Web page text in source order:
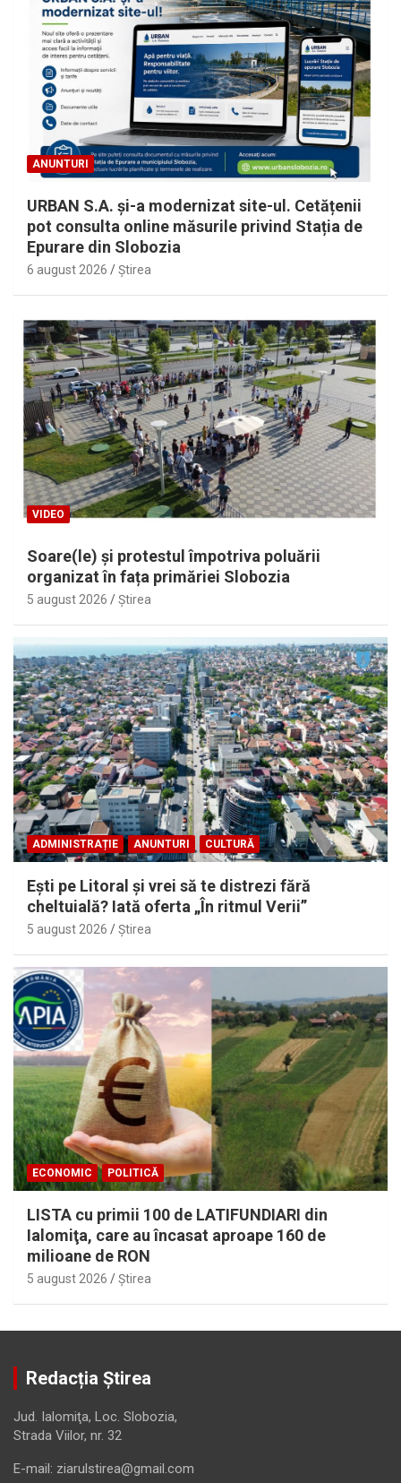
ANUNTURI
URBAN S.A. și-a modernizat site-ul. Cetățenii
pot consulta online măsurile privind Stația de
Epurare din Slobozia
6 august 2026 Ştirea
VIDEO
Soare(le) și protestul împotriva poluării
organizat în fața primăriei Slobozia
5 august 2026 Ştirea
ADMINISTRAȚIE ANUNTURI CULTURĂ
Eşti pe Litoral şi vrei să te distrezi fără
cheltuială? Iată oferta „În ritmul Verii”
5 august 2026 Ştirea
ECONOMIC POLITICĂ
LISTA cu primii 100 de LATIFUNDIARI din
Ialomiţa, care au încasat aproape 160 de
milioane de RON
5 august 2026 Ştirea
Redacția Știrea
Jud. Ialomiţa, Loc. Slobozia,
Strada Viilor, nr. 32
E-mail: ziarulstirea@gmail.com